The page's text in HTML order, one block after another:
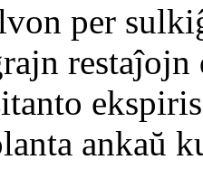
per
ankaŭ